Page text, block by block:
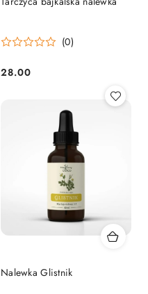
(0)
Cena:
28.00
Nalewka Glistnik